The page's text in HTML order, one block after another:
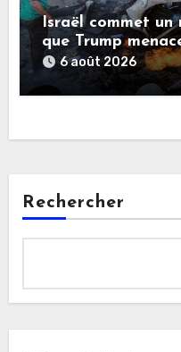
Israël commet un
que Trump
«décapitation»
6 août 2026
Rechercher